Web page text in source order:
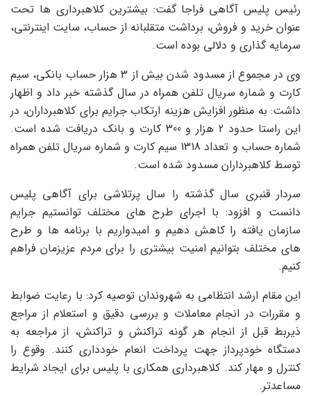
رئیس پلیس آگاهی فراجا گفت: بیشترین کلاهبرداری ها تحت
عنوان خرید و فروش، برداشت متقلبانه از حساب، سایت اینترنتی،
سرمایه گذاری و دلالی بوده است.
وی در مجموع از مسدود شدن بیش از 3 هزار حساب بانکی، سیم
کارت و شماره سریال تلفن همراه در سال گذشته خبر داد و اظهار
داشت: به منظور افزایش هزینه ارتکاب جرایم برای کلاهبرداران، در
این راستا حدود 2 هزار و 300 کارت و بانک دریافت شده است.
شماره حساب و تعداد 1318 سیم کارت و شماره سریال تلفن همراه
توسط کلاهبرداران مسدود شده است.
سردار قنبری سال گذشته را سال پرتلاشی برای آگاهی پلیس
دانست و افزود: با اجرای طرح های مختلف توانستیم جرایم
سازمان یافته را کاهش دهیم و امیدواریم با برنامه ها و طرح
های مختلف بتوانیم امنیت بیشتری را برای مردم عزیزمان فراهم
کنیم.
این مقام ارشد انتظامی به شهروندان توصیه کرد: با رعایت ضوابط
و مقررات در انجام معاملات و بررسی دقیق و استعلام از مراجع
ذیربط قبل از انجام هر گونه تراکنش و تراکنش، از مراجعه به
دستگاه خودپرداز جهت پرداخت انعام خودداری کنند. وقوع را
کنترل و مهار کند. کلاهبرداری همکاری با پلیس برای ایجاد شرایط
مساعدتر.